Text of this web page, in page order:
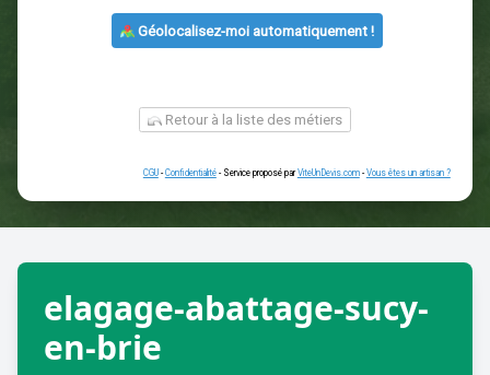
ou
Retour à la liste des métiers
elagage-abattage-sucy-
en-brie